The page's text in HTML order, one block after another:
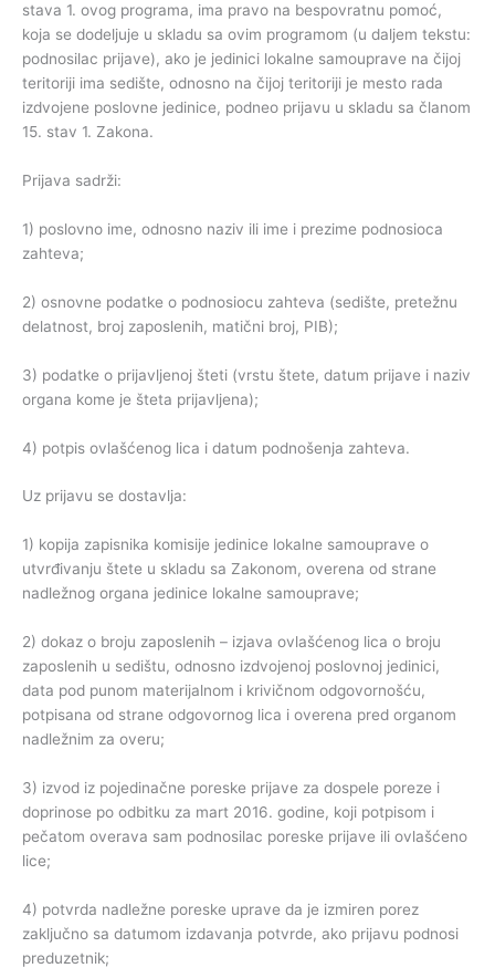
stava 1. ovog programa, ima pravo na bespovratnu pomoć,
koja se dodeljuje u skladu sa ovim programom (u daljem tekstu:
podnosilac prijave), ako je jedinici lokalne samouprave na čijoj
teritoriji ima sedište, odnosno na čijoj teritoriji je mesto rada
izdvojene poslovne jedinice, podneo prijavu u skladu sa članom
15. stav 1. Zakona.
Prijava sadrži:
1) poslovno ime, odnosno naziv ili ime i prezime podnosioca
zahteva;
2) osnovne podatke o podnosiocu zahteva (sedište, pretežnu
delatnost, broj zaposlenih, matični broj, PIB);
3) podatke o prijavljenoj šteti (vrstu štete, datum prijave i naziv
organa kome je šteta prijavljena);
4) potpis ovlašćenog lica i datum podnošenja zahteva.
Uz prijavu se dostavlja:
1) kopija zapisnika komisije jedinice lokalne samouprave o
utvrđivanju štete u skladu sa Zakonom, overena od strane
nadležnog organa jedinice lokalne samouprave;
2) dokaz o broju zaposlenih – izjava ovlašćenog lica o broju
zaposlenih u sedištu, odnosno izdvojenoj poslovnoj jedinici,
data pod punom materijalnom i krivičnom odgovornošću,
potpisana od strane odgovornog lica i overena pred organom
nadležnim za overu;
3) izvod iz pojedinačne poreske prijave za dospele poreze i
doprinose po odbitku za mart 2016. godine, koji potpisom i
pečatom overava sam podnosilac poreske prijave ili ovlašćeno
lice;
4) potvrda nadležne poreske uprave da je izmiren porez
zaključno sa datumom izdavanja potvrde, ako prijavu podnosi
preduzetnik;